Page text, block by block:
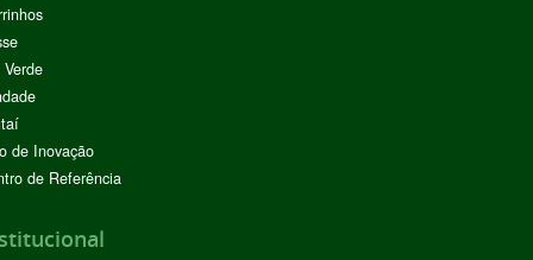
de Inovação
de Referência